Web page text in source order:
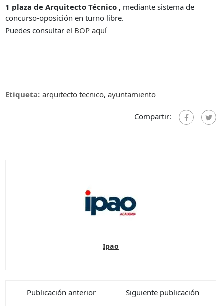
1 plaza de Arquitecto Técnico , mediante sistema de
concurso-oposición en turno libre.
Puedes consultar el BOP aquí
Etiqueta: arquitecto tecnico,ayuntamiento
Compartir:
Ipao
Publicación anterior
Siguiente publicación